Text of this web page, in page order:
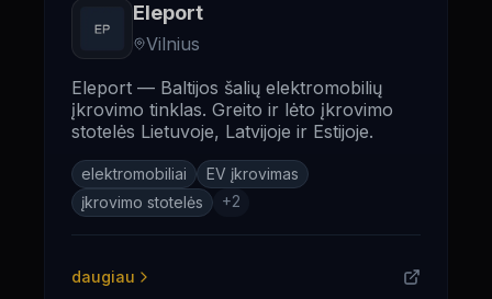
Eleport
Vilnius
Eleport — Baltijos šalių elektromobilių
įkrovimo tinklas. Greito ir lėto įkrovimo
stotelės Lietuvoje, Latvijoje ir Estijoje.
elektromobiliai
EV įkrovimas
įkrovimo stotelės
+2
daugiau